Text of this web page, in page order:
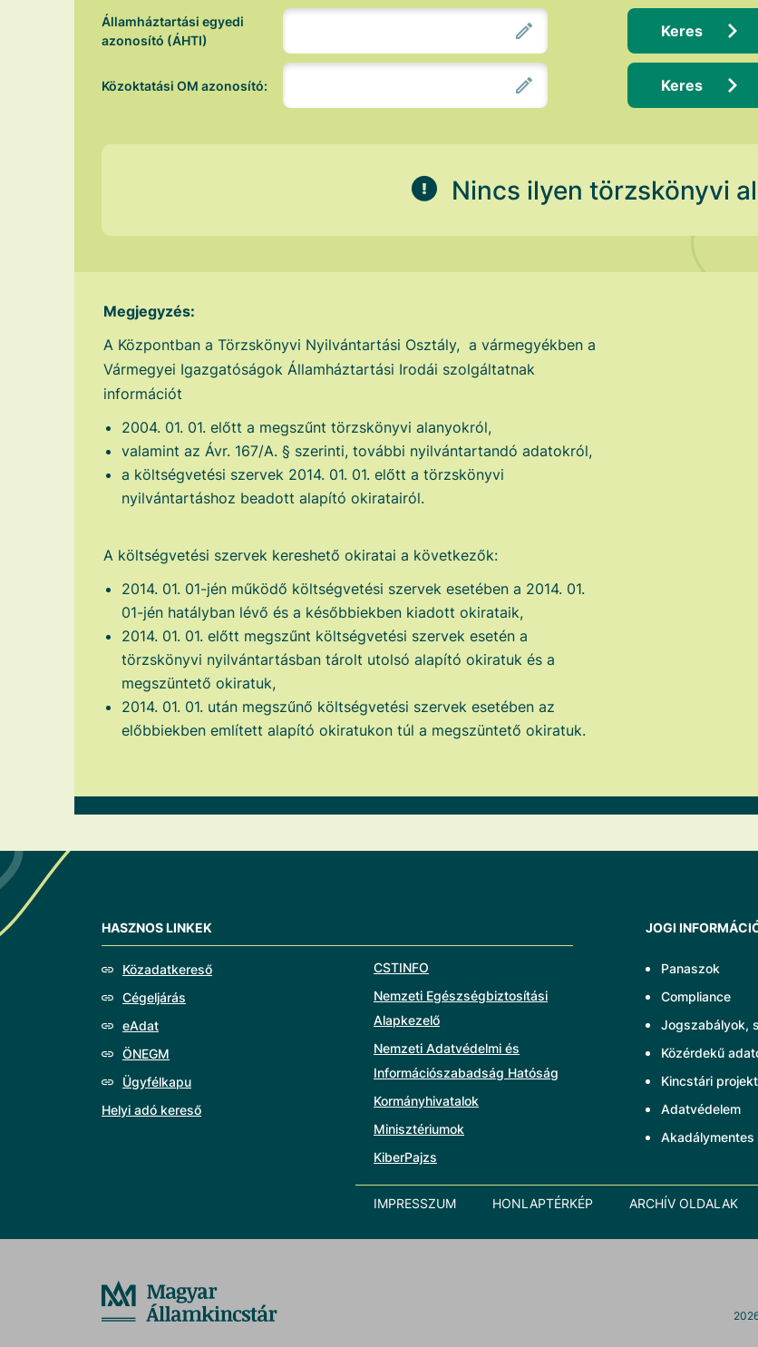
Államháztartási egyedi
azonosító (ÁHTI)
Keres
Közoktatási OM azonosító: Keres
Nincs ilyen törzskönyvi
Megjegyzés:
A Központban a Törzskönyvi Nyilvántartási Osztály, a vármegyékben a
Vármegyei Igazgatóságok Államháztartási Irodái szolgáltatnak
információt
2004. 01. 01. előtt a megszűnt törzskönyvi alanyokról,
valamint az Ávr. 167/A. § szerinti, további nyilvántartandó adatokról,
a költségvetési szervek 2014. 01. 01. előtt a törzskönyvi
nyilvántartáshoz beadott alapító okiratairól.
A költségvetési szervek kereshető okiratai a következők:
2014. 01. 01-jén működő költségvetési szervek esetében a 2014. 01.
01-jén hatályban lévő és a későbbiekben kiadott okirataik,
2014. 01. 01. előtt megszűnt költségvetési szervek esetén a
törzskönyvi nyilvántartásban tárolt utolsó alapító okiratuk és a
megszüntető okiratuk,
2014. 01. 01. után megszűnő költségvetési szervek esetében az
előbbiekben említett alapító okiratukon túl a megszüntető okiratuk.
HASZNOS LINKEK
Közadatkereső
Cégeljárás
eAdat
ÖNEGM
Ügyfélkapu
Helyi adó kereső
CSTINFO
Nemzeti Egészségbiztosítási
Alapkezelő
Nemzeti Adatvédelmi és
Információszabadság Hatóság
Kormányhivatalok
Minisztériumok
KiberPajzs
JOGI
Panaszok
Compliance
Jogszabályok,
Közérdekű
Kincstári
Adatvédelem
Akadálymentes
IMPRESSZUM HONLAPTÉRKÉP ARCHÍV OLDALAK